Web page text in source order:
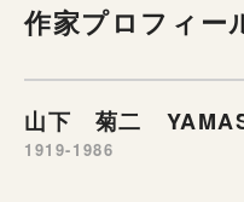
作家プロフィー
山下 菊二
1919-1986